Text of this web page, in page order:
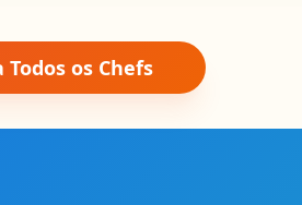
Todos os Chefs